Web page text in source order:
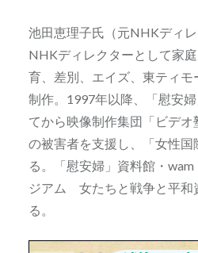
池田恵理子氏（元NHKディレ
NHKディレクターとして家
育、差別、エイズ、東ティモ
制作。1997年以降、「慰安
てから映像制作集団「ビデ
の被害者を支援し、「女性
る。「慰安婦」資料館・
ジアム 女たちと戦争と平和
る。